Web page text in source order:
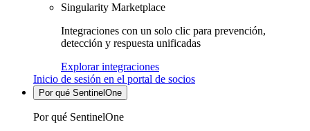
Singularity Marketplace
Integraciones con un solo clic para prevención,
detección y respuesta unificadas
Explorar integraciones
Inicio de sesión en el portal de socios
Por qué SentinelOne
Por qué SentinelOne